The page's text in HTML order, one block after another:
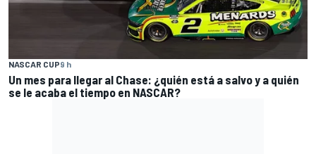
NASCAR CUP9 h
Un mes para llegar al Chase: ¿quién está a salvo y a quién
se le acaba el tiempo en NASCAR?